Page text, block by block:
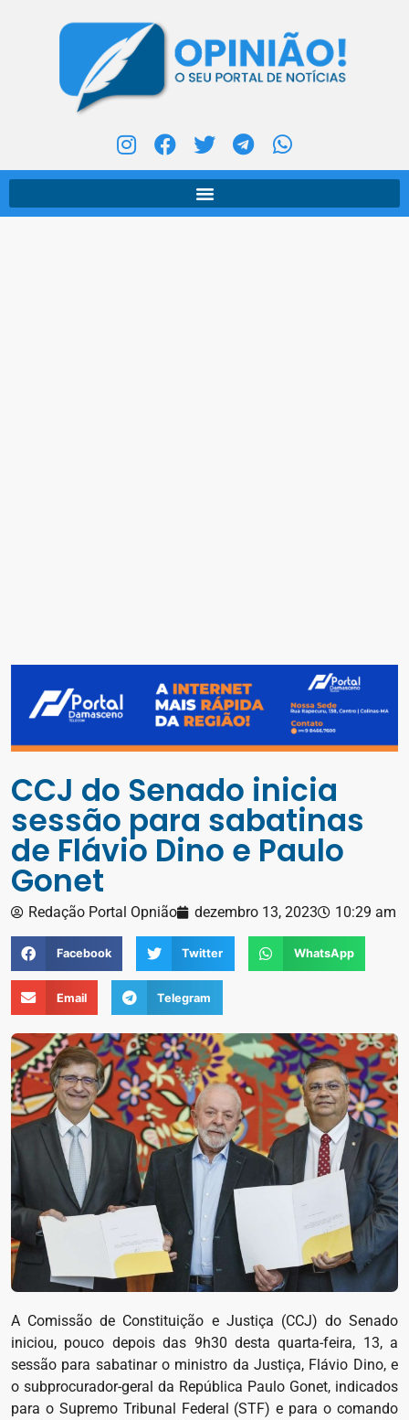
CCJ do Senado inicia
sessão para sabatinas
de Flávio Dino e Paulo
Gonet
Redação Portal Opnião dezembro 13, 2023 10:29 am
Facebook Twitter WhatsApp
Email Telegram
A Comissão de Constituição e Justiça (CCJ) do Senado
iniciou, pouco depois das 9h30 desta quarta-feira, 13, a
sessão para sabatinar o ministro da Justiça, Flávio Dino, e
o subprocurador-geral da República Paulo Gonet, indicados
para o Supremo Tribunal Federal (STF) e para o comando